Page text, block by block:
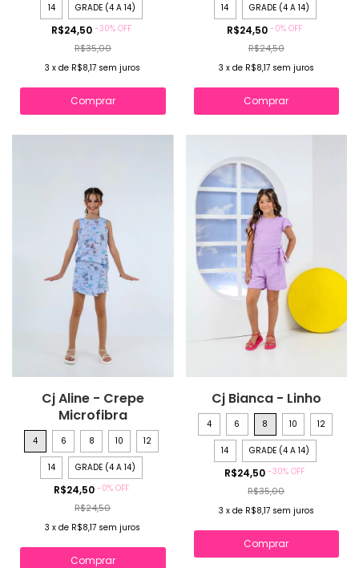
14 GRADE (4 A 14)
R$24,50 -30% OFF
R$35,00
3 xde R$8,17 sem juros
Comprar
14 GRADE (4 A 14)
R$24,50-0%OFF
R$24,50
3 x de R$8,17 sem juros
Comprar
Cj Aline - Crepe
Microfibra
4 6 8 10 12
14 GRADE (4 A 14)
R$24,50 -0% OFF
R$24,50
3 xde R$8,17 sem juros
Comprar
Cj Bianca - Linho
4 6 8 10 12
14 GRADE (4 A 14)
R$24,50-30%OFF
R$35,00
3 x de R$8,17 sem juros
Comprar